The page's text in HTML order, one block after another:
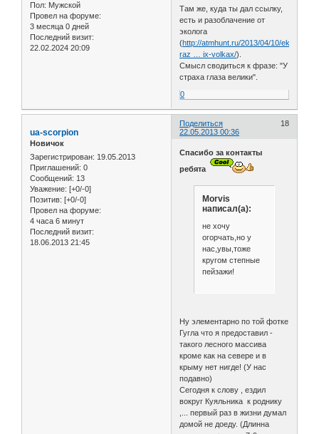
Пол: Мужской
Провел на форуме:
3 месяца 0 дней
Последний визит:
22.02.2024 20:09
Там же, куда ты дал ссылку,
есть и разоблачение от
эколога
(http://atmhunt.ru/2013/04/10/ekolog-
raz … ix-volkax/).
Смысл сводиться к фразе: "У
страха глаза велики".
0
Поделиться
18
22.05.2013 00:36
ua-scorpion
Новичок
Зарегистрирован: 19.05.2013
Приглашений: 0
Сообщений: 13
Уважение: [+0/-0]
Позитив: [+0/-0]
Провел на форуме:
4 часа 6 минут
Последний визит:
18.06.2013 21:45
Спасибо за контакты
ребята
Morvis
написал(а):
не хочу
огорчать,но у
нас,увы,тоже
кругом степные
пейзажи!
Ну элементарно по той фотке
Гугла что я предоставил -
такого лесного массива
кроме как на севере и в
крыму нет нигде! (У нас
подавно)
Сегодня к слову , ездил
вокруг Куяльника к роднику
,... первый раз в жизни думал
домой не доеду. (Длинна